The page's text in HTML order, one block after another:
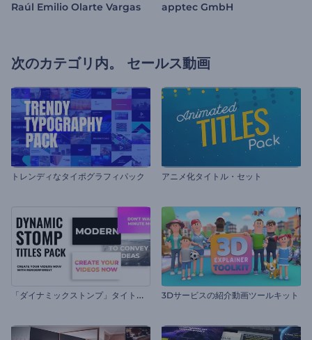
Raúl Emilio Olarte Vargas apptec GmbH
次のカテゴリ内。 セールス動画
トレンディなタイポグラフィパック アニメ化タイトル・セット
「
ダイナミックストンプ」タイトル・セット 3Dサービスの紹介動画ツールキット